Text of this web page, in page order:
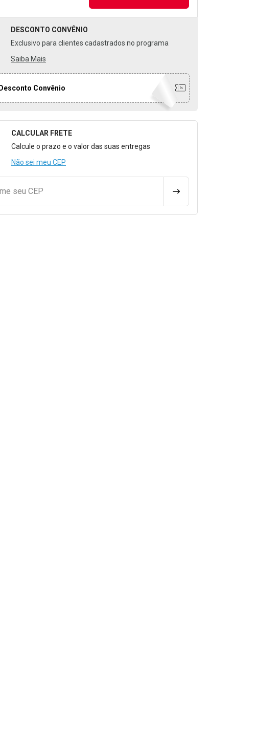
DESCONTO CONVÊNIO
Exclusivo para clientes cadastrados no programa
Saiba Mais
Convênio
para Calcular o Frete
CALCULAR FRETE
Calcule o prazo e o valor das suas entregas
Não sei meu CEP
seu CEP CALCULAR FRETE